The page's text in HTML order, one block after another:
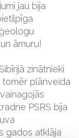
jau bija
āmuru!
zinātnieki
tomēr plānveida
PSRS bija
gados atklāja